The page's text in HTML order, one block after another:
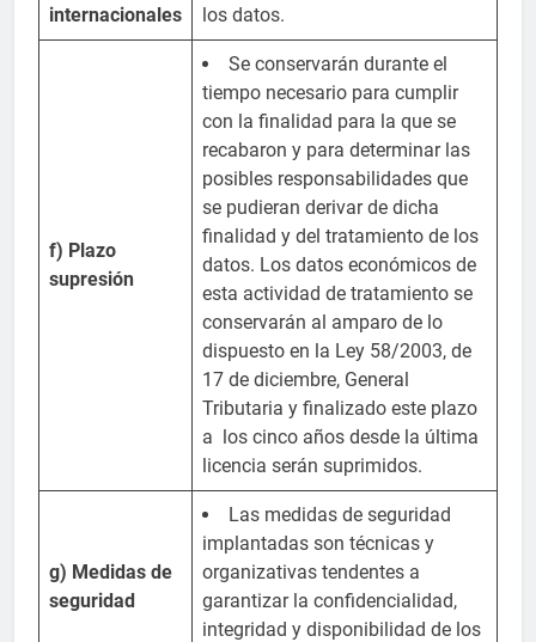
internacionales
los datos.
f) Plazo
supresión
Se conservarán durante el
tiempo necesario para cumplir
con la finalidad para la que se
recabaron y para determinar las
posibles responsabilidades que
se pudieran derivar de dicha
finalidad y del tratamiento de los
datos. Los datos económicos de
esta actividad de tratamiento se
conservarán al amparo de lo
dispuesto en la Ley 58/2003, de
17 de diciembre, General
Tributaria y finalizado este plazo
a los cinco años desde la última
licencia serán suprimidos.
g) Medidas de
seguridad
Las medidas de seguridad
implantadas son técnicas y
organizativas tendentes a
garantizar la confidencialidad,
integridad y disponibilidad de los